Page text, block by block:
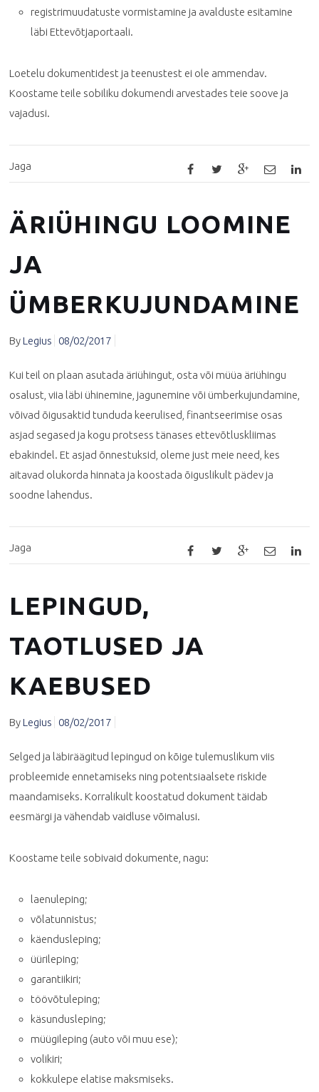
registrimuudatuste vormistamine ja avalduste esitamine
läbi Ettevõtjaportaali.
Loetelu dokumentidest ja teenustest ei ole ammendav.
Koostame teile sobiliku dokumendi arvestades teie soove ja
vajadusi.
Jaga
ÄRIÜHINGU LOOMINE
JA
ÜMBERKUJUNDAMINE
ByLegius 08/02/2017
Kui teil on plaan asutada äriühingut, osta või müüa äriühingu
osalust, viia läbi ühinemine, jagunemine või ümberkujundamine,
võivad õigusaktid tunduda keerulised, finantseerimise osas
asjad segased ja kogu protsess tänases ettevõtluskliimas
ebakindel. Et asjad õnnestuksid, oleme just meie need, kes
aitavad olukorda hinnata ja koostada õiguslikult pädev ja
soodne lahendus.
Jaga
LEPINGUD,
TAOTLUSED JA
KAEBUSED
ByLegius 08/02/2017
Selged ja läbiräägitud lepingud on kõige tulemuslikum viis
probleemide ennetamiseks ning potentsiaalsete riskide
maandamiseks. Korralikult koostatud dokument täidab
eesmärgi ja vähendab vaidluse võimalusi.
Koostame teile sobivaid dokumente, nagu:
laenuleping;
võlatunnistus;
käendusleping;
üürileping;
garantiikiri;
töövõtuleping;
käsundusleping;
müügileping (auto või muu ese);
volikiri;
kokkulepe elatise maksmiseks.